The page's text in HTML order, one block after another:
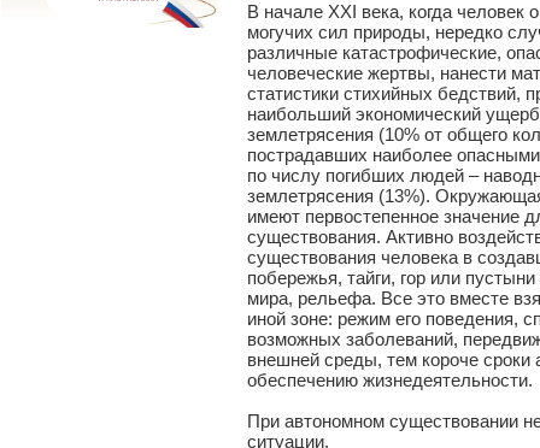
В начале XXI века, когда человек
могучих сил природы, нередко
различные катастрофические,
человеческие жертвы, нанести
статистики стихийных бедствий,
наибольший экономический
землетрясения (10% от общего
пострадавших наиболее
по числу погибших людей –
землетрясения (13%).
имеют первостепенное значение
существования. Активно
существования человека в
побережья, тайги, гор или
мира, рельефа. Все это вместе
иной зоне: режим его поведения,
возможных заболеваний,
внешней среды, тем короче
обеспечению жизнедеятельности.
При автономном существовании
ситуации.